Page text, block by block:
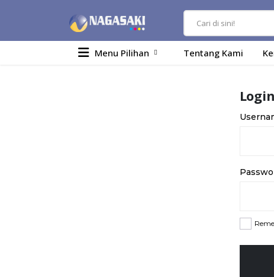
Menu Pilihan Tentang Kami
Login